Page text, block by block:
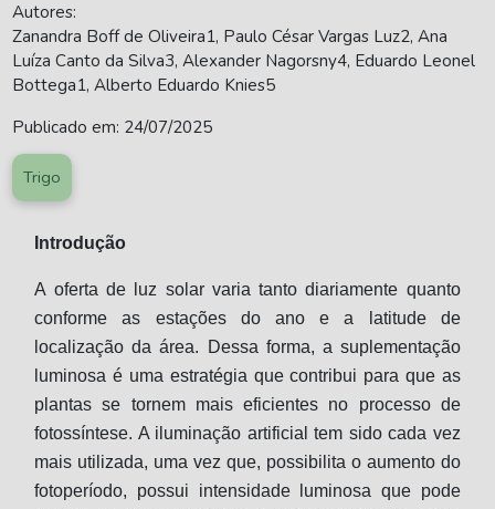
Autores:
Zanandra Boff de Oliveira1, Paulo César Vargas Luz2, Ana
Luíza Canto da Silva3, Alexander Nagorsny4, Eduardo Leonel
Bottega1, Alberto Eduardo Knies5
Publicado em: 24/07/2025
Trigo
Introdução
A oferta de luz solar varia tanto diariamente quanto
conforme as estações do ano e a latitude de
localização da área. Dessa forma, a suplementação
luminosa é uma estratégia que contribui para que as
plantas se tornem mais eficientes no processo de
fotossíntese. A iluminação artificial tem sido cada vez
mais utilizada, uma vez que, possibilita o aumento do
fotoperíodo, possui intensidade luminosa que pode